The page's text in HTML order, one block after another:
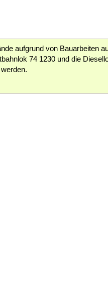
aufgrund von Bauarbeiten
74 1230 und die